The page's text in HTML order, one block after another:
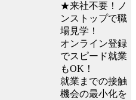
★来社不要！ノ
ンストップで職
場見学！
オンライン登録
でスピード就業
もOK！
就業までの接触
機会の最小化を